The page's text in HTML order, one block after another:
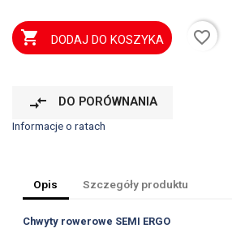
 DODAJ DO KOSZYKA favorite_border
compare_arrows DO PORÓWNANIA
Informacje o ratach
Opis Szczegóły produktu
Chwyty rowerowe SEMI ERGO